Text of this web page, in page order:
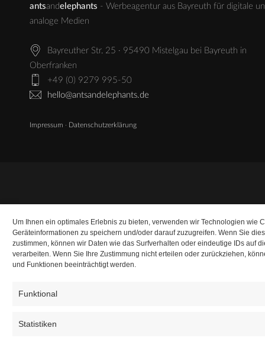
Um Ihnen ein optimales Erlebnis zu bieten, verwenden wir Technologien wie
Geräteinformationen zu speichern und/oder darauf zuzugreifen. Wenn Sie
zustimmen, können wir Daten wie das Surfverhalten oder eindeutige IDs auf
verarbeiten. Wenn Sie Ihre Zustimmung nicht erteilen oder zurückziehen,
und Funktionen beeinträchtigt werden.
Funktional
Statistiken
antsandelephants - Werbeagentur aus Bayreuth für digitale
analoge Medien
Bayreuther Str. 25 · 95490 Mistelgau bei Bayreuth in
Oberfranken
+49 (0) 9279 995-50
hello@antsandelephants.de
Impressum · Datenschutzerklärung